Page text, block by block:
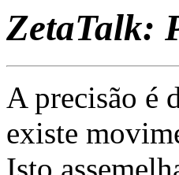
ZetaTalk:
A precisão é
existe